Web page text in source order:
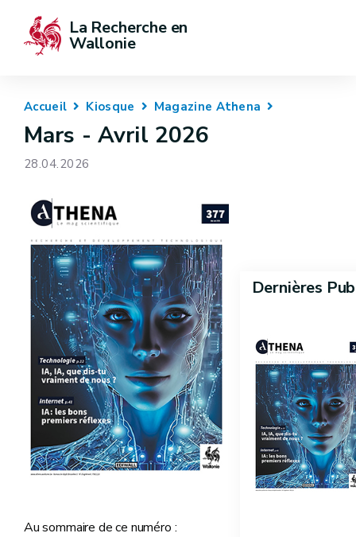
La Recherche en
Wallonie
Accueil Kiosque Magazine Athena
Mars - Avril 2026
28.04.2026
Au sommaire de ce numéro :
Dernières